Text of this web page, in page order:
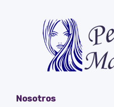
Nosotros